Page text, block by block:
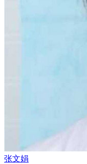
张文娟